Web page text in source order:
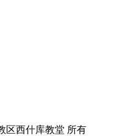
区西什库教堂 所有